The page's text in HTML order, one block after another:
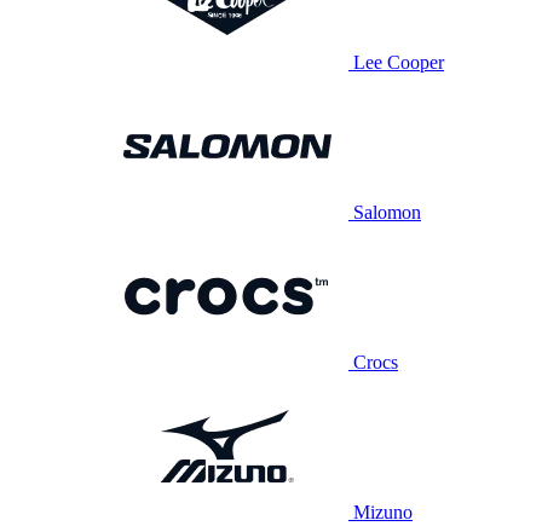
Lee Cooper
Salomon
Crocs
Mizuno